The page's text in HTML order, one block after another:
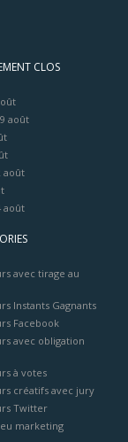
CLOS
août
août
août
avec tirage au
Instants Gagnants
Facebook
avec obligation
à votes
créatifs avec jury
Twitter
marketing